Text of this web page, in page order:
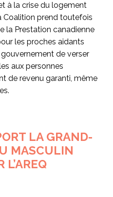
à la crise du logement
Coalition prend toutefois
la Prestation canadienne
les proches aidants
de verser
aux personnes
de revenu garanti, même
LA GRAND-
MASCULIN
L’AREQ